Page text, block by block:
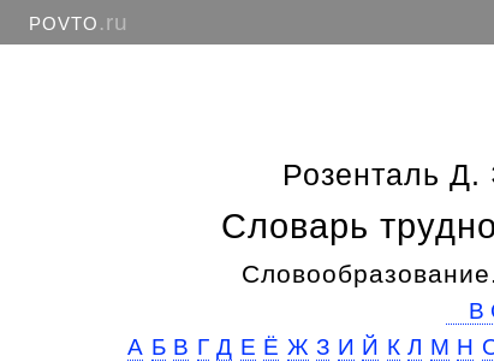
POVTO .ru
Розенталь
Словарь
В
А Б В Г Д Е Ё Ж З И Й К Л М Н